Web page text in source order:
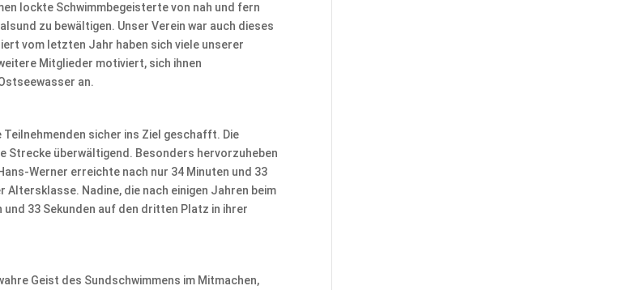
lockte Schwimmbegeisterte von nah und fern
zu bewältigen. Unser Verein war auch dieses
vom letzten Jahr haben sich viele unserer
Mitglieder motiviert, sich ihnen
an.
sicher ins Ziel geschafft. Die
Strecke überwältigend. Besonders hervorzuheben
Werner erreichte nach nur 34 Minuten und 33
Nadine, die nach einigen Jahren beim
und 33 Sekunden auf den dritten Platz in ihrer
Geist des Sundschwimmens im Mitmachen,